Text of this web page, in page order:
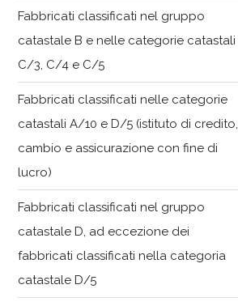
Fabbricati classificati nel gruppo
catastale B e nelle categorie catastali
C/3, C/4 e C/5
Fabbricati classificati nelle categorie
catastali A/10 e D/5 (istituto di credito,
cambio e assicurazione con fine di
lucro)
Fabbricati classificati nel gruppo
catastale D, ad eccezione dei
fabbricati classificati nella categoria
catastale D/5